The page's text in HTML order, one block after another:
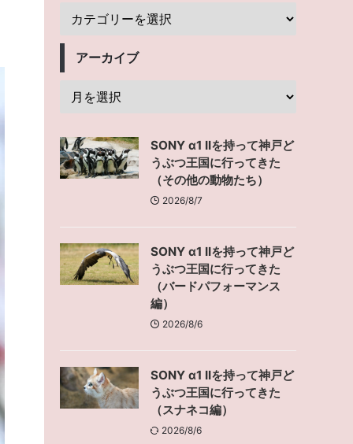
アーカイブ
SONY α1 IIを持って神戸ど
うぶつ王国に行ってきた
（その他の動物たち）
2026/8/7
SONY α1 IIを持って神戸ど
うぶつ王国に行ってきた
（バードパフォーマンス
編）
2026/8/6
SONY α1 IIを持って神戸ど
うぶつ王国に行ってきた
（スナネコ編）
2026/8/6